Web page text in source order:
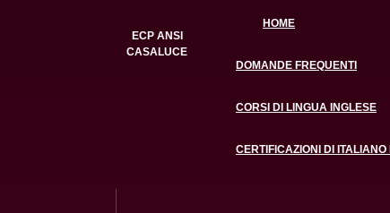
ECP ANSI
CASALUCE
HOME
DOMANDE FREQUENTI
CORSI DI LINGUA INGLESE
CERTIFICAZIONI DI ITALIANO